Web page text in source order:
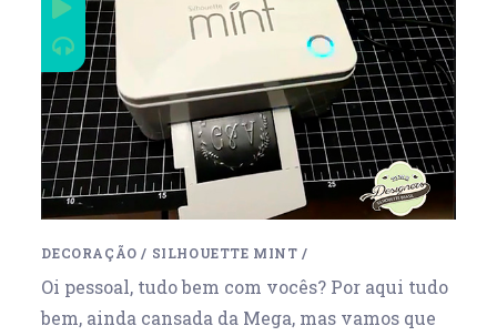
DECORAÇÃO / SILHOUETTE MINT /
Oi pessoal, tudo bem com vocês? Por aqui tudo
bem, ainda cansada da Mega, mas vamos que